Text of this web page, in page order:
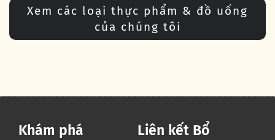
Xem các loại thực phẩm & đồ uống
của chúng tôi
Khám phá
Liên kết Bổ